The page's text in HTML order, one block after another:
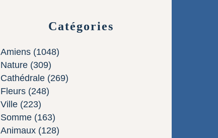
Catégories
Amiens (1048)
Nature (309)
Cathédrale (269)
Fleurs (248)
Ville (223)
Somme (163)
Animaux (128)